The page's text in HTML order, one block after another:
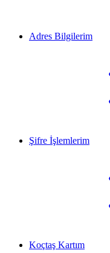
Adres Bilgilerim
Şifre İşlemlerim
Koçtaş Kartım